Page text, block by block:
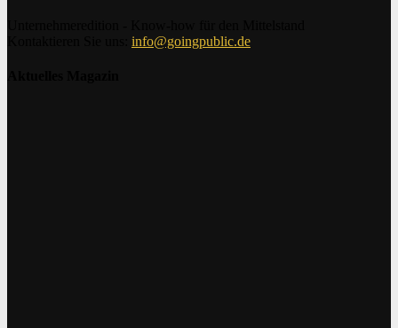
info@goingpublic.de